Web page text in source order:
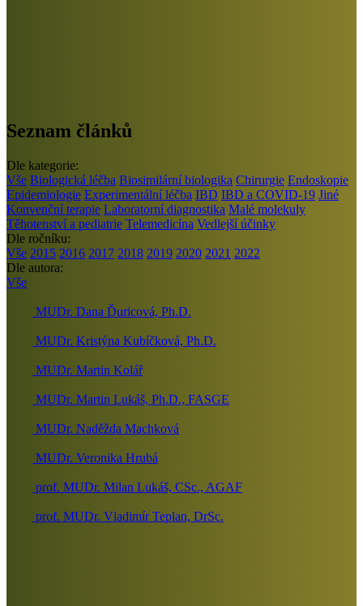
Seznam článků
Dle kategorie:
Vše Biologická léčba Biosimilární biologika Chirurgie Endoskopie
Epidemiologie Experimentální léčba IBD IBD a COVID-19 Jiné
Konvenční terapie Laboratorní diagnostika Malé molekuly
Těhotenství a pediatrie Telemedicína Vedlejší účinky
Dle ročníku:
Vše 2015 2016 2017 2018 2019 2020 2021 2022
Dle autora:
Vše
MUDr. Dana Ďuricová, Ph.D.
MUDr. Kristýna Kubíčková, Ph.D.
MUDr. Martin Kolář
MUDr. Martin Lukáš, Ph.D., FASGE
MUDr. Naděžda Machková
MUDr. Veronika Hrubá
prof. MUDr. Milan Lukáš, CSc., AGAF
prof. MUDr. Vladimír Teplan, DrSc.